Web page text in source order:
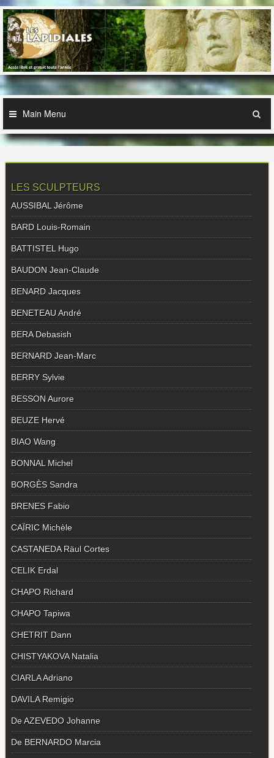
Skip
to
content
Main Menu
LES SCULPTEURS
AUSSIBAL Jérôme
BARD Louis-Romain
BATTISTEL Hugo
BAUDON Jean-Claude
BENARD Jacques
BENETEAU André
BERA Debasish
BERNARD Jean-Marc
BERRY Sylvie
BESSON Aurore
BEUZE Hervé
BIAO Wang
BONNAL Michel
BORGÈS Sandra
BRENES Fabio
CAÏRIC Michèle
CASTANEDA Räul Cortes
CELIK Erdal
CHAPO Richard
CHAPO Tapiwa
CHETRIT Dann
CHISTYAKOVA Natalia
CIARLA Adriano
DAVILA Remigio
De AZEVEDO Johanne
De BERNARDO Marcia